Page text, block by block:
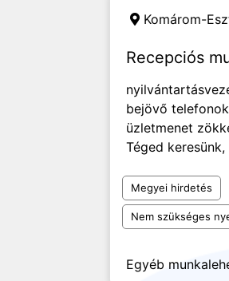
Komárom-
Recepciós
bejövő
üzletmenet
Téged
Megyei hirdetés
Nem szükséges
Egyéb